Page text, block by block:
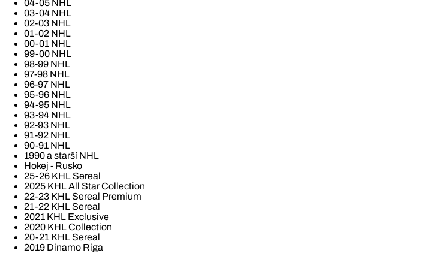
04-05 NHL
03-04 NHL
02-03 NHL
01-02 NHL
00-01 NHL
99-00 NHL
98-99 NHL
97-98 NHL
96-97 NHL
95-96 NHL
94-95 NHL
93-94 NHL
92-93 NHL
91-92 NHL
90-91 NHL
1990 a starší NHL
Hokej - Rusko
25-26 KHL Sereal
2025 KHL All Star Collection
22-23 KHL Sereal Premium
21-22 KHL Sereal
2021 KHL Exclusive
2020 KHL Collection
20-21 KHL Sereal
2019 Dinamo Riga